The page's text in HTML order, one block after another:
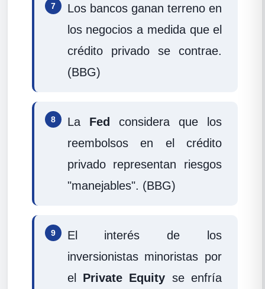
7
Los bancos ganan terreno en
los negocios a medida que el
crédito privado se contrae.
(BBG)
8 La Fed
considera que los
reembolsos en el crédito
privado representan riesgos
"manejables". (BBG)
9
El interés de los
inversionistas minoristas por
el Private Equity se enfría